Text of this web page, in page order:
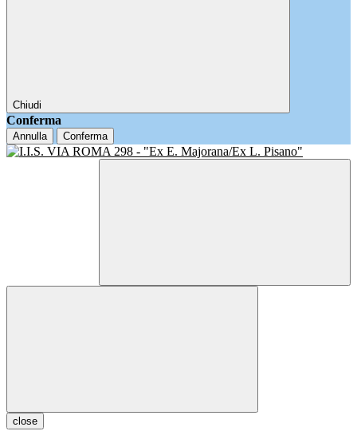
Chiudi
Conferma
Annulla Conferma
close